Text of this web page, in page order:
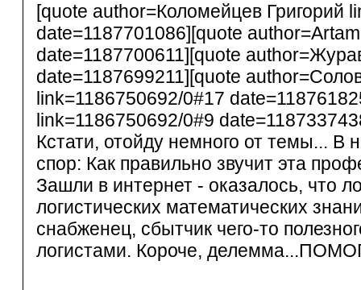
[quote author=Коломейцев Григорий
date=1187701086][quote
date=1187700611][quote
date=1187699211][quote
link=1186750692/0#17
link=1186750692/0#9
Кстати, отойду немного от темы... В
спор: Как правильно звучит эта
Зашли в интернет - оказалось, что
логистических математических
снабженец, сбытчик чего-то
логистами. Короче,